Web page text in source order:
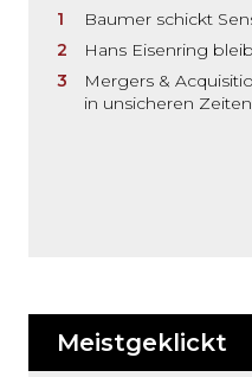
Baumer schickt
Hans Eisenring
Mergers &
in unsicheren Zeiten
Meistgeklickt